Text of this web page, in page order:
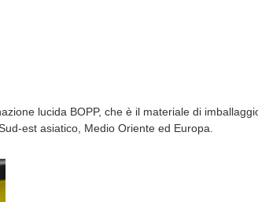
lucida BOPP, che è il materiale di
est asiatico, Medio Oriente ed Europa.